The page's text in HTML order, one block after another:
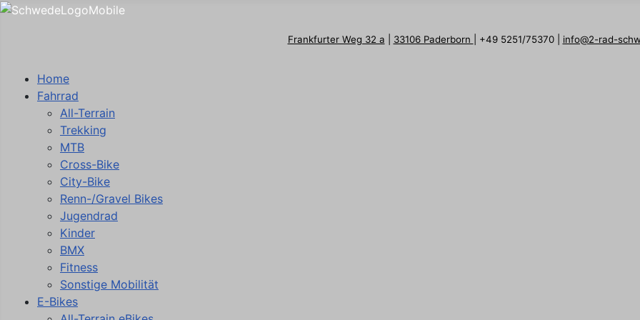
Frankfurter Weg 32 a 33106 Paderborn | +49 5251/75370 | info@2-rad-
Home
Fahrrad
All-Terrain
Trekking
MTB
Cross-Bike
City-Bike
Renn-/Gravel Bikes
Jugendrad
Kinder
BMX
Fitness
Sonstige Mobilität
E-Bikes